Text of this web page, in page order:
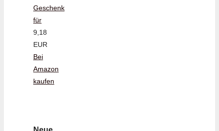
Geschenk
für
9,18
EUR
Bei
Amazon
kaufen